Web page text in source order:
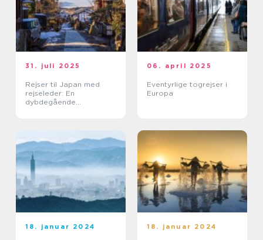
31. juli 2025
Rejser til Japan med
rejseleder: En
dybdegående
06. april 2025
Eventyrlige togrejser i
Europa
18. januar 2024 18. januar 2024